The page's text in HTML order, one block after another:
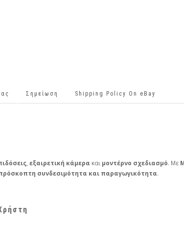
Σημείωση Shipping Policy On eBay
, εξαιρετική κάμερα και μοντέρνο σχεδιασμό. Με
συνδεσιμότητα και παραγωγικότητα.